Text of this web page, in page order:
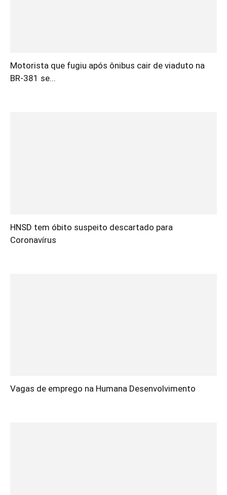
Motorista que fugiu após ônibus cair de viaduto na
BR-381 se...
HNSD tem óbito suspeito descartado para
Coronavírus
Vagas de emprego na Humana Desenvolvimento